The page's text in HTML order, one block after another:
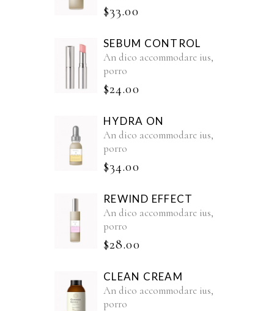
$33.00
SEBUM CONTROL
An dico accommodare ius,
porro
$24.00
HYDRA ON
An dico accommodare ius,
porro
$34.00
REWIND EFFECT
An dico accommodare ius,
porro
$28.00
CLEAN CREAM
An dico accommodare ius,
porro